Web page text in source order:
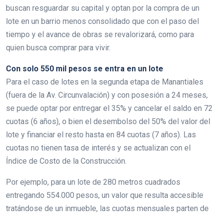
buscan resguardar su capital y optan por la compra de un
lote en un barrio menos consolidado que con el paso del
tiempo y el avance de obras se revalorizará, como para
quien busca comprar para vivir.
Con solo 550 mil pesos se entra en un lote
Para el caso de lotes en la segunda etapa de Manantiales
(fuera de la Av. Circunvalación) y con posesión a 24 meses,
se puede optar por entregar el 35% y cancelar el saldo en 72
cuotas (6 años), o bien el desembolso del 50% del valor del
lote y financiar el resto hasta en 84 cuotas (7 años). Las
cuotas no tienen tasa de interés y se actualizan con el
Índice de Costo de la Construcción.
Por ejemplo, para un lote de 280 metros cuadrados
entregando 554.000 pesos, un valor que resulta accesible
tratándose de un inmueble, las cuotas mensuales parten de